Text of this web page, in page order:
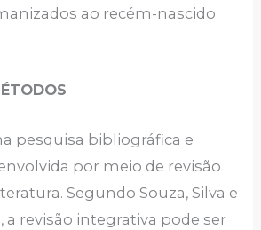
ao recém-nascido
pesquisa bibliográfica e
por meio de revisão
Segundo Souza, Silva e
a revisão integrativa pode ser